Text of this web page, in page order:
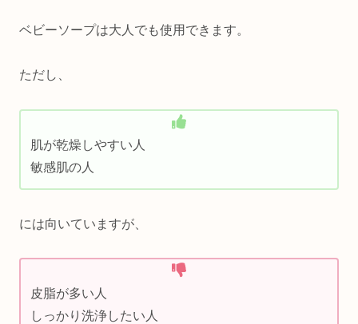
ベビーソープは大人でも使用できます。
ただし、
肌が乾燥しやすい人
敏感肌の人
には向いていますが、
皮脂が多い人
しっかり洗浄したい人